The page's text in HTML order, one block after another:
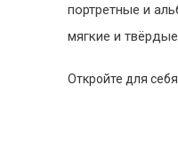
портретные и
мягкие и
Откройте для себя